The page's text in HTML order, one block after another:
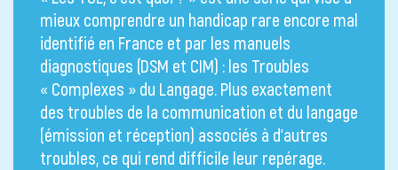
mieux comprendre un handicap rare encore mal
identifié en France et par les manuels
diagnostiques (DSM et CIM) : les Troubles
« Complexes » du Langage. Plus exactement
des troubles de la communication et du langage
(émission et réception) associés à d’autres
troubles, ce qui rend difficile leur repérage.